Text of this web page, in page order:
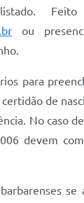
ou
para
de
No caso
devem
se